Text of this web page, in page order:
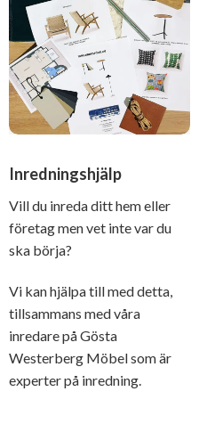
Inredningshjälp
Vill du inreda ditt hem eller
företag men vet inte var du
ska börja?
Vi kan hjälpa till med detta,
tillsammans med våra
inredare på Gösta
Westerberg Möbel som är
experter på inredning.